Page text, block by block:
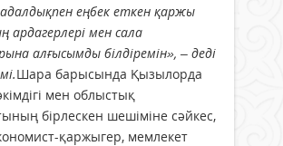
еңбек еткен қаржы
ардагерлері мен сала
алғысымды білдіремін», – деді
Шара барысында Қызылорда
мен облыстық
бірлескен шешіміне сәйкес,
қаржыгер, мемлекет